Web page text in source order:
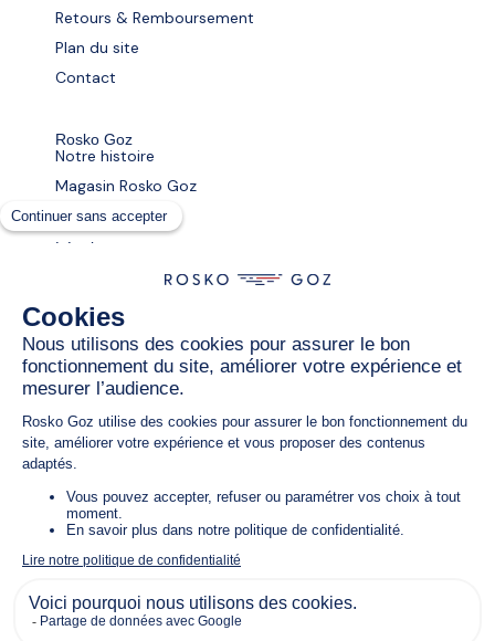
Retours & Remboursement
Plan du site
Contact
Rosko Goz
Notre histoire
Magasin Rosko Goz
Légale
Mentions légales
Nous suivre
Facebook